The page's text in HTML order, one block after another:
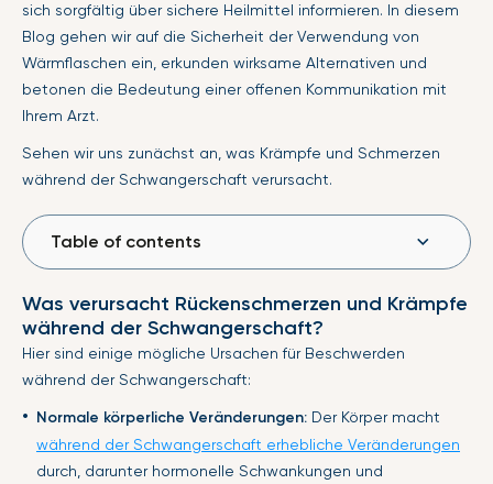
sich sorgfältig über sichere Heilmittel informieren. In diesem
Blog gehen wir auf die Sicherheit der Verwendung von
Wärmflaschen ein, erkunden wirksame Alternativen und
betonen die Bedeutung einer offenen Kommunikation mit
Ihrem Arzt.
Sehen wir uns zunächst an, was Krämpfe und Schmerzen
während der Schwangerschaft verursacht.
Table of contents
Was verursacht Rückenschmerzen und Krämpfe
während der Schwangerschaft?
Hier sind einige mögliche Ursachen für Beschwerden
während der Schwangerschaft:
Normale körperliche Veränderungen: Der Körper macht
während der Schwangerschaft erhebliche Veränderungen
durch, darunter hormonelle Schwankungen und